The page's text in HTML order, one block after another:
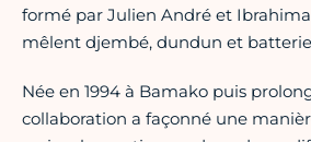
formé par Julien André et
mêlent djembé, dundun et
Née en 1994 à Bamako puis
collaboration a façonné une